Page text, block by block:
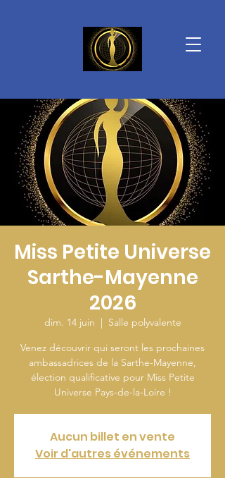
Miss Petite Universe
Sarthe-Mayenne
2026
dim. 14 juin
  |
Salle polyvalente
Venez découvrir qui seront les prochaines
ambassadrices de la Sarthe-Mayenne,
élection qualificative pour Miss Petite
Universe Pays-de-la-Loire !
Aucun billet en vente
Voir d'autres événements